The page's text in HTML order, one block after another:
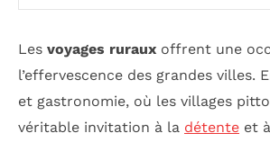
Les voyages ruraux offrent une
l’effervescence des grandes
et gastronomie, où les villages
véritable invitation à la détente et